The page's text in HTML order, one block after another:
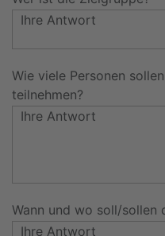
Wie viele Personen
teilnehmen?
Wann und wo soll/sollen